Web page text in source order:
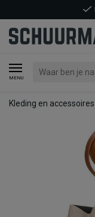
MENU
Kleding en accessoires